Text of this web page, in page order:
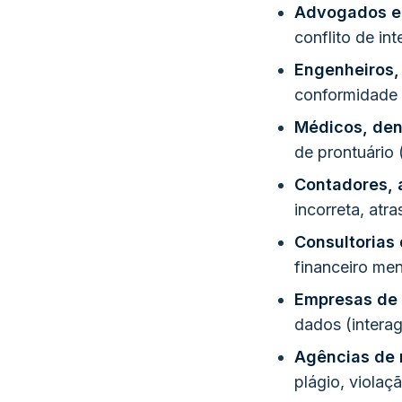
Advogados
conflito de
Médicos,
de prontuário
Contadores,
incorreta,
Consultorias
financeiro
Empresas
dados
Agências de
plágio,